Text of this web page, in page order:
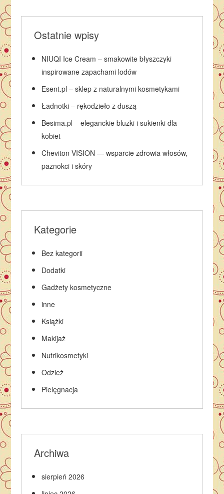
Ostatnie wpisy
NIUQI Ice Cream – smakowite błyszczyki
inspirowane zapachami lodów
Esent.pl – sklep z naturalnymi kosmetykami
Ładnotki – rękodzieło z duszą
Besima.pl – eleganckie bluzki i sukienki dla
kobiet
Cheviton VISION — wsparcie zdrowia włosów,
paznokci i skóry
Kategorie
Bez kategorii
Dodatki
Gadżety kosmetyczne
inne
Książki
Makijaż
Nutrikosmetyki
Odzież
Pielęgnacja
Archiwa
sierpień 2026